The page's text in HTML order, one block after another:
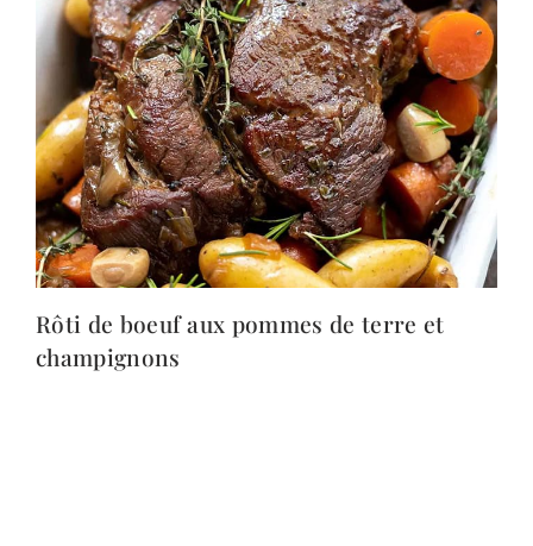
Rôti de boeuf aux pommes de terre et
champignons